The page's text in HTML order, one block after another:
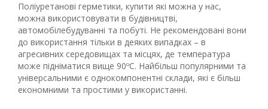
Поліуретанові герметики, купити які можна у нас,
можна використовувати в будівництві,
автомобілебудуванні та побуті. Не рекомендовані вони
до використання тільки в деяких випадках – в
агресивних середовищах та місцях, де температура
може підніматися вище 90ºС. Найбільш популярними та
універсальними є однокомпонентні склади, які є більш
економними та простими у використанні.